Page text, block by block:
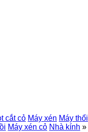
cắt cỏ Máy xén Máy thổi
Máy xén cỏ Nhà kính »